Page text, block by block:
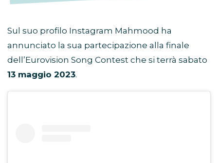
Sul suo profilo Instagram Mahmood ha
annunciato la sua partecipazione alla finale
dell’Eurovision Song Contest che si terrà sabato
13 maggio 2023.